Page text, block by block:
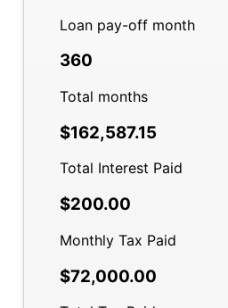
Loan pay-off month
360
Total months
$162,587.15
Total Interest Paid
$200.00
Monthly Tax Paid
$72,000.00